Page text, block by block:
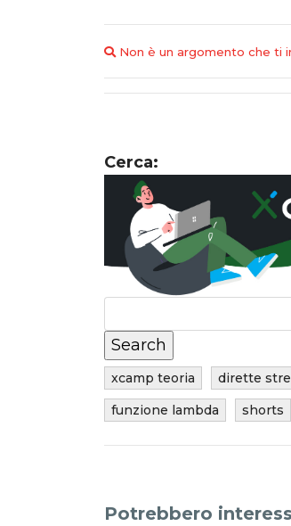
Non è un argomento che ti
Cerca:
xcamp teoria dirette
funzione lambda
shorts
Potrebbero